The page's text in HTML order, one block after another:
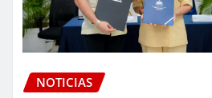
NOTICIAS